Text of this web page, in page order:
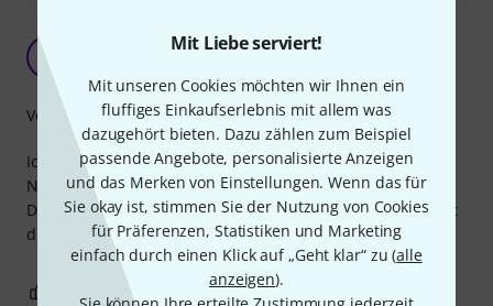
Mit Liebe serviert!
Mit unseren Cookies möchten wir Ihnen ein
fluffiges Einkaufserlebnis mit allem was
dazugehört bieten. Dazu zählen zum Beispiel
passende Angebote, personalisierte Anzeigen
und das Merken von Einstellungen. Wenn das für
Sie okay ist, stimmen Sie der Nutzung von Cookies
für Präferenzen, Statistiken und Marketing
einfach durch einen Klick auf „Geht klar“ zu (alle
anzeigen).
M Stabiles Netzwerk-Kabel
Ich war auf der Suche nach einem bühnentauglichen
Netzwerkkabel.
Das Purelink verbindet den Behringer Powerplay P16 M mit
dem XAir 18. Dies macht das Kabel bisher zuverlässig.
Verarbeitung
0 BEWERTUNG MELDEN